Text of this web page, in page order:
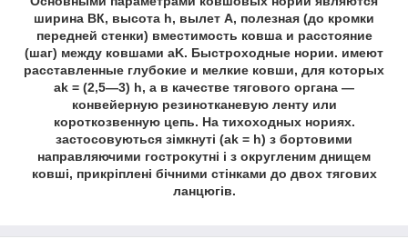
ширина ВК, высота h, вылет А, полезная (до кромки
передней стенки) вместимость ковша и расстояние
(шаг) между ковшами aK. Быстроходные нории. имеют
расставленные глубокие и мелкие ковши, для которых
ak = (2,5—3) h, a в качестве тягового органа —
конвейерную резинотканевую ленту или
короткозвенную цепь. На тихоходных нориях.
застосовуються зімкнуті (ak = h) з бортовими
направляючими гострокутні і з округленим днищем
ковші, прикріплені бічними стінками до двох тягових
ланцюгів.